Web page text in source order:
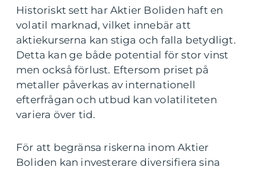
Historiskt sett har Aktier Boliden haft en
volatil marknad, vilket innebär att
aktiekurserna kan stiga och falla betydligt.
Detta kan ge både potential för stor vinst
men också förlust. Eftersom priset på
metaller påverkas av internationell
efterfrågan och utbud kan volatiliteten
variera över tid.
För att begränsa riskerna inom Aktier
Boliden kan investerare diversifiera sina